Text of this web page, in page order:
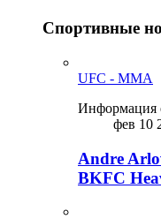
Спортивные
UFC - MMA
Информация
фев 10
Andre
BKFC